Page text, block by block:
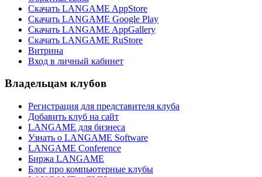
Скачать LANGAME AppStore
Скачать LANGAME Google Play
Скачать LANGAME AppGallery
Скачать LANGAME RuStore
Витрина
Вход в личный кабинет
Владельцам клубов
Регистрация для представителя клуба
Добавить клуб на сайт
LANGAME для бизнеса
Узнать о LANGAME Software
LANGAME Conference
Биржа LANGAME
Блог про компьютерные клубы